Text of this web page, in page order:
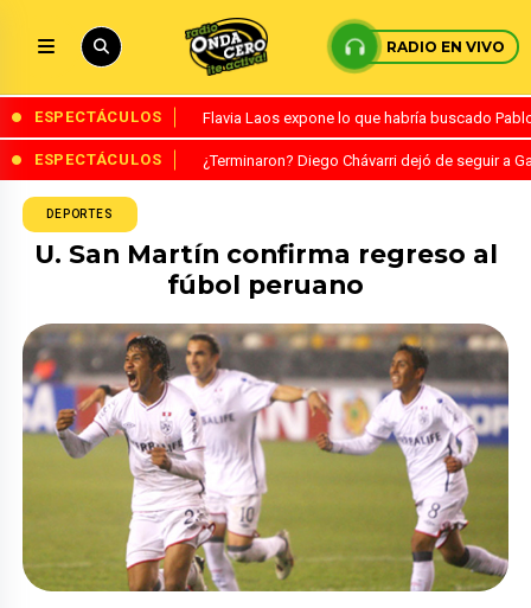
RADIO EN VIVO
ESPECTÁCULOS Flavia Laos expone lo que habría buscado
ESPECTÁCULOS ¿Terminaron? Diego Chávarri dejó de seguir a
DEPORTES
U. San Martín confirma regreso al
fúbol peruano